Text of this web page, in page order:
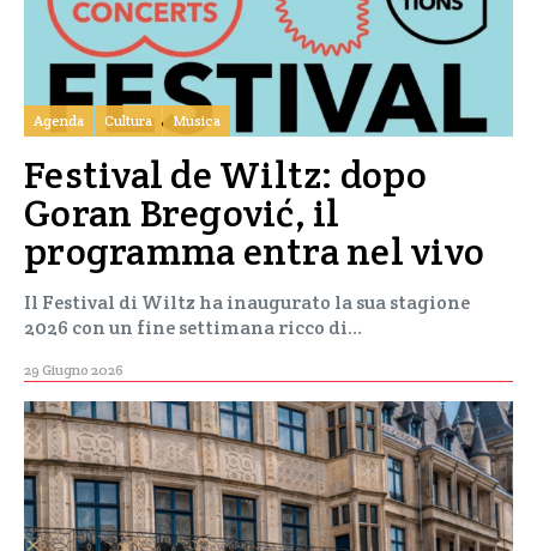
Agenda Cultura Musica
Festival de Wiltz: dopo
Goran Bregović, il
programma entra nel vivo
Il Festival di Wiltz ha inaugurato la sua stagione
2026 con un fine settimana ricco di…
29 Giugno 2026